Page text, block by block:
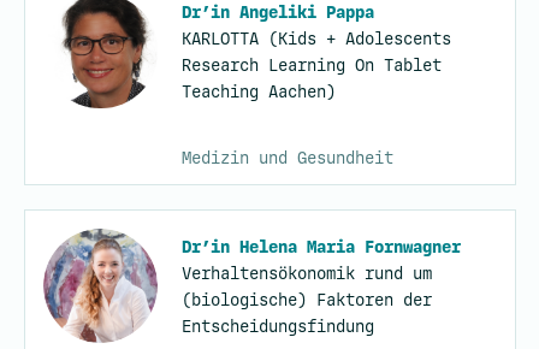
Dr’in Angeliki Pappa
KARLOTTA (Kids + Adolescents
Research Learning On Tablet
Teaching Aachen)
Medizin und Gesundheit
Dr’in Helena Maria Fornwagner
Verhaltensökonomik rund um
(biologische) Faktoren der
Entscheidungsfindung